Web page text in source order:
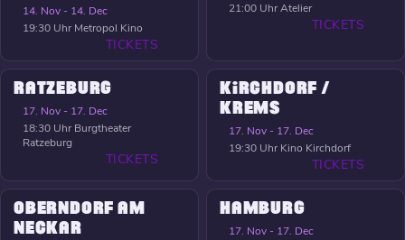
14. Nov - 14. Dec
19:30 Uhr Metropol Kino
TICKETS
21:00 UhrAtelier
TICKETS
RATZEBURG
17. Nov - 17. Dec
18:30 Uhr Burgtheater
Ratzeburg
TICKETS
KIRCHDORF /
KREMS
17. Nov - 17. Dec
19:30 Uhr Kino Kirchdorf
TICKETS
OBERNDORF AM
NECKAR
HAMBURG
17. Nov - 17. Dec